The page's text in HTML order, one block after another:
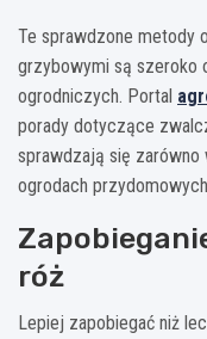
Te sprawdzone metody
grzybowymi są szeroko
ogrodniczych. Portal
porady dotyczące
sprawdzają się zarówno
ogrodach
róż
Lepiej zapobiegać niż